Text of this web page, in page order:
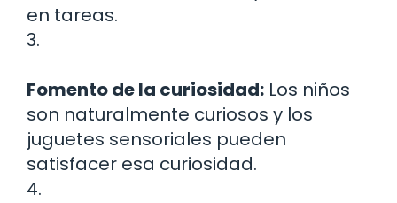
en tareas.
3.
Fomento de la curiosidad: Los niños
son naturalmente curiosos y los
juguetes sensoriales pueden
satisfacer esa curiosidad.
4.